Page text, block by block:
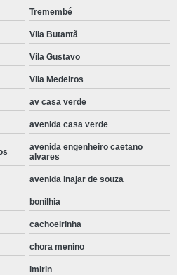
Tremembé
Vila Butantã
Vila Gustavo
Vila Medeiros
av casa verde
avenida casa verde
avenida engenheiro caetano
alvares
avenida inajar de souza
bonilhia
cachoeirinha
chora menino
imirin